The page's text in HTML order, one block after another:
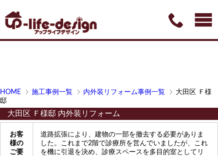
HOME 施工事例一覧 内外装リフォーム事例一覧
大田区 Ｆ様
邸
大田区 Ｆ様邸 内外装リフォーム
お客
様の
ご要
道路拡張により、建物の一部を撤去する必要がありま
した。これまで2階で診療所を営んでいましたが、これ
を機に引退を決め、診療スペースを多目的室としてリ